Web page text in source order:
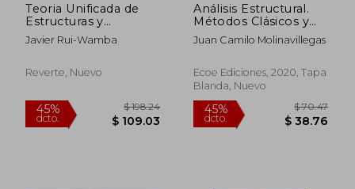
Teoria Unificada de
Estructuras y
Cimientos
Javier Rui-Wamba
Reverte, Nuevo
Análisis Estructural.
Métodos Clásicos y
Matriciales
Juan Camilo Molinavillegas
Ecoe Ediciones, 2020, Tapa
Blanda, Nuevo